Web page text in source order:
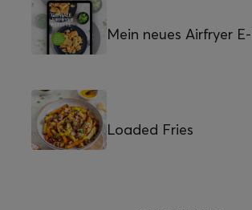
Mein neues Airfryer
Loaded Fries